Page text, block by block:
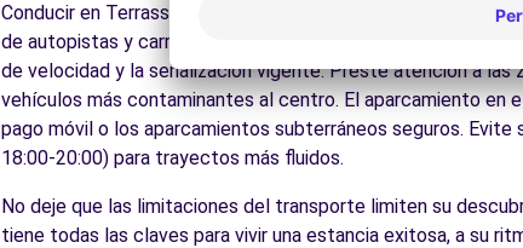
Conducir en Terrassa es accesible para todos los
de autopistas y carreteras que conectan ciudades y zonas
de velocidad y la señalización vigente. Preste atención a las
vehículos más contaminantes al centro. El aparcamiento
pago móvil o los aparcamientos subterráneos seguros.
18:00-20:00) para trayectos más fluidos.
No deje que las limitaciones del transporte limiten su
tiene todas las claves para vivir una estancia exitosa, a su